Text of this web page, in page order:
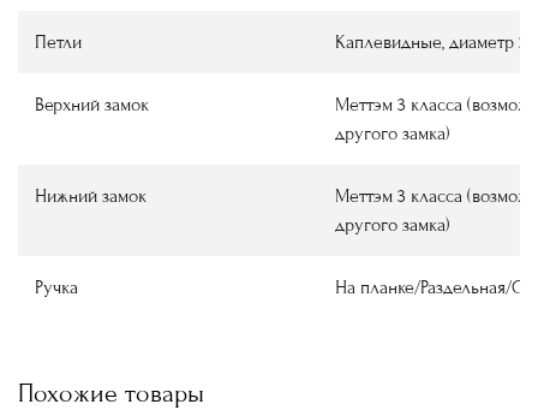
Петли Каплевидные, диаметр
Верхний замок
Меттэм 3 класса
другого замка)
Нижний замок
Меттэм 3 класса
другого замка)
Ручка На планке/Раздельная/
Похожие товары